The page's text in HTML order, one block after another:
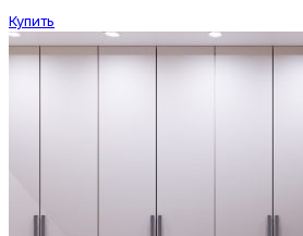
Купить